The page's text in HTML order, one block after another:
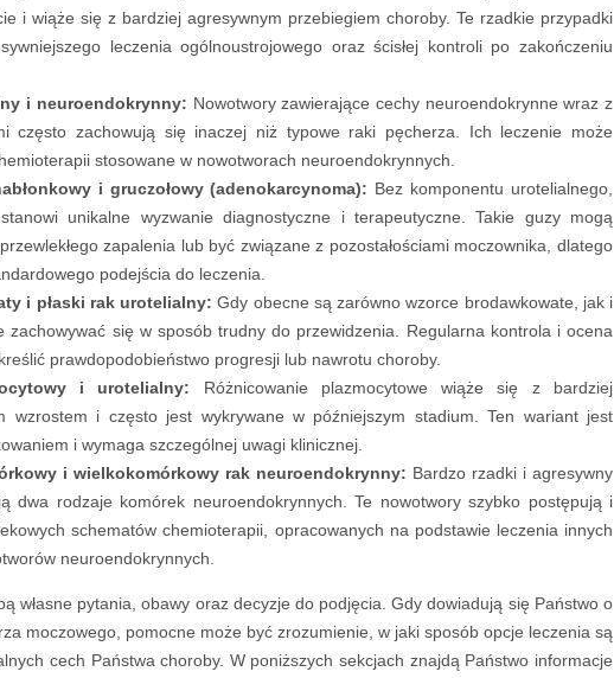
i wiąże się z bardziej agresywnym przebiegiem choroby. Te rzadkie przypadki
leczenia ogólnoustrojowego oraz ścisłej kontroli po zakończeniu
i neuroendokrynny: Nowotwory zawierające cechy neuroendokrynne wraz z
często zachowują się inaczej niż typowe raki pęcherza. Ich leczenie może
stosowane w nowotworach neuroendokrynnych.
i gruczołowy (adenokarcynoma): Bez komponentu urotelialnego,
unikalne wyzwanie diagnostyczne i terapeutyczne. Takie guzy mogą
zapalenia lub być związane z pozostałościami moczownika, dlatego
podejścia do leczenia.
i płaski rak urotelialny: Gdy obecne są zarówno wzorce brodawkowate, jak i
zachowywać się w sposób trudny do przewidzenia. Regularna kontrola i ocena
prawdopodobieństwo progresji lub nawrotu choroby.
i urotelialny: Różnicowanie plazmocytowe wiąże się z bardziej
wzrostem i często jest wykrywane w późniejszym stadium. Ten wariant jest
i wymaga szczególnej uwagi klinicznej.
i wielkokomórkowy rak neuroendokrynny: Bardzo rzadki i agresywny
dwa rodzaje komórek neuroendokrynnych. Te nowotwory szybko postępują i
schematów chemioterapii, opracowanych na podstawie leczenia innych
neuroendokrynnych.
własne pytania, obawy oraz decyzje do podjęcia. Gdy dowiadują się Państwo o
moczowego, pomocne może być zrozumienie, w jaki sposób opcje leczenia są
cech Państwa choroby. W poniższych sekcjach znajdą Państwo informacje